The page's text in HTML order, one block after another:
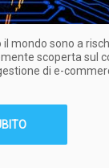
mondo sono a
scoperta sul
di e-